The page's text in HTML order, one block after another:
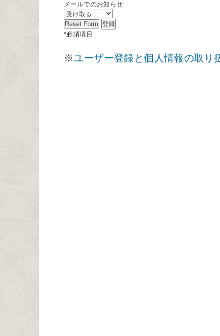
メールでのお知らせ
*必須項目
※ユーザー登録と個人情報の取り